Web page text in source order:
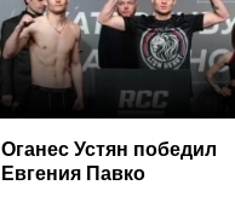
Ога­нес Ус­тян по­бедил
Ев­ге­ния Пав­ко